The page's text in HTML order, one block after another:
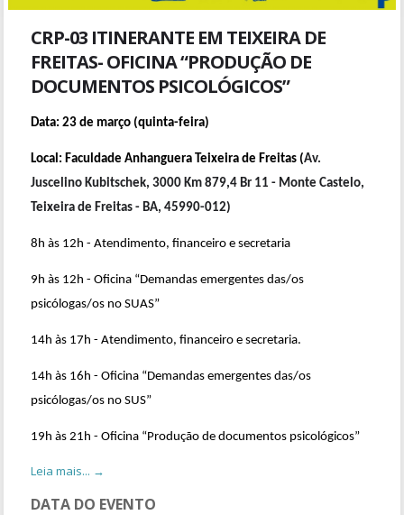
CRP-03 ITINERANTE EM TEIXEIRA DE
FREITAS- OFICINA “PRODUÇÃO DE
DOCUMENTOS PSICOLÓGICOS”
Data: 23 de março (quinta-feira)
Local: Faculdade Anhanguera Teixeira de Freitas (Av.
Juscelino Kubitschek, 3000 Km 879,4 Br 11 - Monte Castelo,
Teixeira de Freitas - BA, 45990-012)
8h às 12h - Atendimento, financeiro e secretaria
9h às 12h - Oficina “Demandas emergentes das/os
psicólogas/os no SUAS”
14h às 17h - Atendimento, financeiro e secretaria.
14h às 16h - Oficina “Demandas emergentes das/os
psicólogas/os no SUS”
19h às 21h - Oficina “Produção de documentos psicológicos”
Leia mais... →
DATA DO EVENTO